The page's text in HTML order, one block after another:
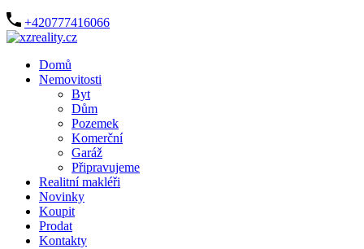
+420777416066
Domů
Nemovitosti
Byt
Dům
Pozemek
Komerční
Garáž
Připravujeme
Realitní makléři
Novinky
Koupit
Prodat
Kontakty